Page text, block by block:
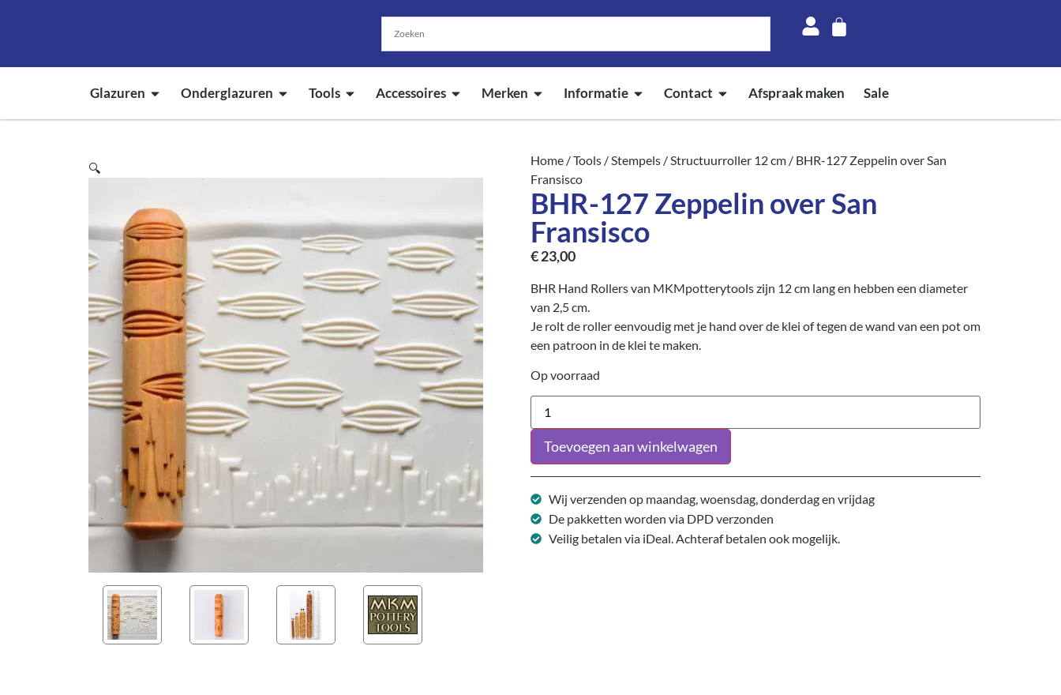
Glazuren Onderglazuren Tools Accessoires Merken Informatie Contact Afspraak maken Sale
🔍
Home /Tools /Stempels /Structuurroller 12 cm / BHR-127 Zeppelin over San
Fransisco
BHR-127 Zeppelin over San
Fransisco
€23,00
BHR Hand Rollers van MKMpotterytools zijn 12 cm lang en hebben een diameter
van 2,5 cm.
Je rolt de roller eenvoudig met je hand over de klei of tegen de wand van een pot om
een patroon in de klei te maken.
Op voorraad
Toevoegen aan winkelwagen
Wij verzenden op maandag, woensdag, donderdag en vrijdag
De pakketten worden via DPD verzonden
Veilig betalen via iDeal. Achteraf betalen ook mogelijk.